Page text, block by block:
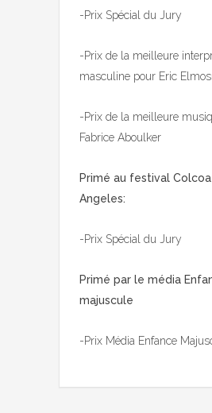
-Prix Spécial du Jury
-Prix de la meilleure
masculine pour Eric
-Prix de la meilleure
Fabrice Aboulker
Primé au festival
Angeles:
-Prix Spécial du Jury
Primé par le média
majuscule
-Prix Média Enfance